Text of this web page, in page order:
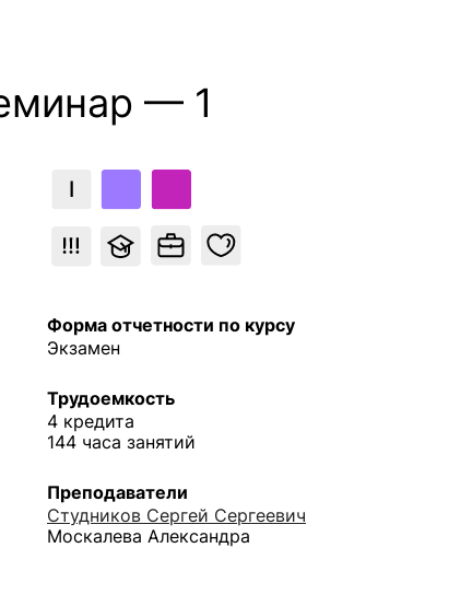
— 1
Форма отчетности по курсу
Экзамен
Трудоемкость
4 кредита
144 часа занятий
Преподаватели
Студников Сергей Сергеевич
Москалева Александра